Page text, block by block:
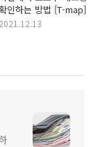
인하는 방법 [T-map]
2021.12.13